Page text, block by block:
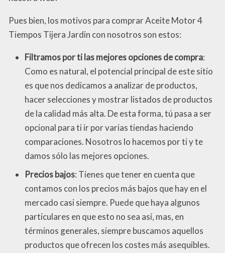
Pues bien, los motivos para comprar Aceite Motor 4
Tiempos Tijera Jardin con nosotros son estos:
Filtramos por ti las mejores opciones de compra:
Como es natural, el potencial principal de este sitio
es que nos dedicamos a analizar de productos,
hacer selecciones y mostrar listados de productos
de la calidad más alta. De esta forma, tú pasa a ser
opcional para ti ir por varias tiendas haciendo
comparaciones. Nosotros lo hacemos por ti y te
damos sólo las mejores opciones.
Precios bajos: Tienes que tener en cuenta que
contamos con los precios más bajos que hay en el
mercado casi siempre. Puede que haya algunos
particulares en que esto no sea así, mas, en
términos generales, siempre buscamos aquellos
productos que ofrecen los costes más asequibles.